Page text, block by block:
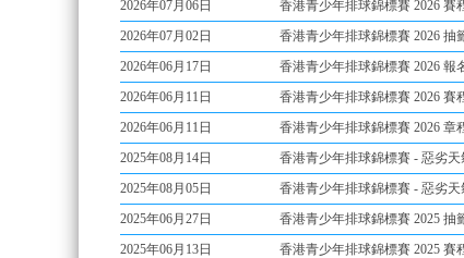
2026年07月06日 香港青少年排球錦標賽 2026 賽
2026年07月02日
香港青少年排球錦標賽 2026 抽
2026年06月17日
香港青少年排球錦標賽 2026 報
2026年06月11日
香港青少年排球錦標賽 2026 賽
2026年06月11日
香港青少年排球錦標賽 2026 章
2025年08月14日
香港青少年排球錦標賽 - 惡劣天
2025年08月05日
香港青少年排球錦標賽 - 惡劣天
2025年06月27日
香港青少年排球錦標賽 2025 抽
2025年06月13日
香港青少年排球錦標賽 2025 賽